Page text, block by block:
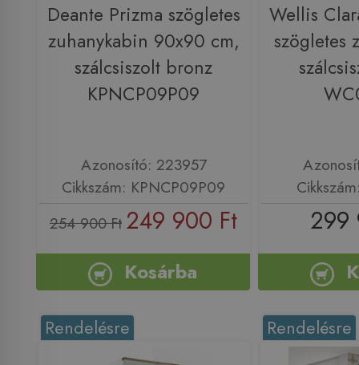
Deante Prizma szögletes
zuhanykabin 90x90 cm,
szálcsiszolt bronz
KPNCP09P09
Azonosító: 223957
Cikkszám: KPNCP09P09
254 900 Ft 249 900 Ft
Kosárba
Wellis
szögletes
299
Rendelésre Rendelésre